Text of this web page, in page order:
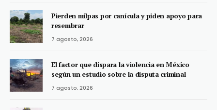
Pierden milpas por canícula y piden apoyo para
resembrar
7 agosto, 2026
El factor que dispara la violencia en México
según un estudio sobre la disputa criminal
7 agosto, 2026